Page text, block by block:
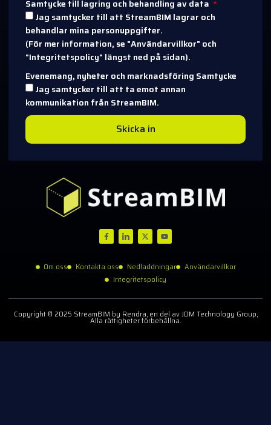
Samtycke till lagring och behandling av data
Jag samtycker till att StreamBIM lagrar och
behandlar mina personuppgifter.
(För mer information, se "Användarvillkor" och
"Integritetspolicy" längst ned på sidan).
Evenemang, nyheter och marknadsföring Samtycke
Jag samtycker till att ta emot annan
kommunikation från StreamBIM.
Skicka in
Om oss Kontakta oss Nedladdningar
Användarvillkor
Integritetspolicy
Copyright © 2025 StreamBIM by Rendra, en del av JDM Technology Group,
Alla rättigheter förbehållna.